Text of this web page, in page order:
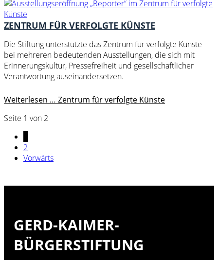
ZENTRUM FÜR VERFOLGTE KÜNSTE
Die Stiftung unterstützte das Zentrum für verfolgte Künste
bei mehreren bedeutenden Ausstellungen, die sich mit
Erinnerungskultur, Pressefreiheit und gesellschaftlicher
Verantwortung auseinandersetzen.
Weiterlesen … Zentrum für verfolgte Künste
Seite 1 von 2
2
Vorwärts
GERD-KAIMER-
BÜRGERSTIFTUNG